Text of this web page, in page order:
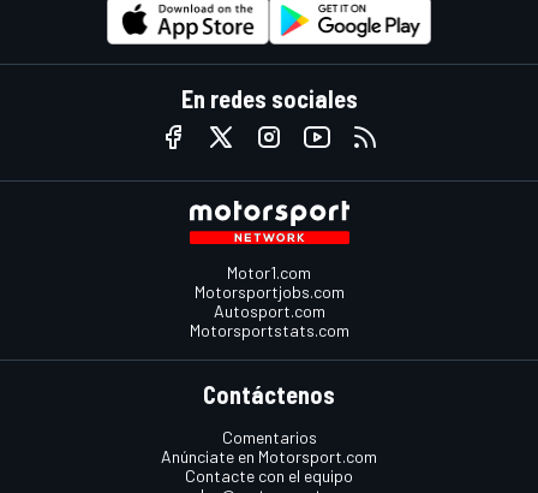
En redes sociales
Motor1.com
Motorsportjobs.com
Autosport.com
Motorsportstats.com
Contáctenos
Comentarios
Anúnciate en Motorsport.com
Contacte con el equipo